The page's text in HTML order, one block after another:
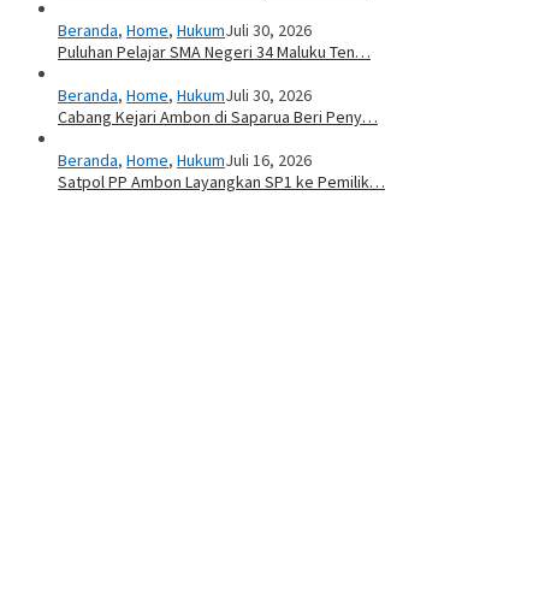
Beranda, Home, HukumJuli 30, 2026
Puluhan Pelajar SMA Negeri 34 Maluku Ten…
Beranda, Home, HukumJuli 30, 2026
Cabang Kejari Ambon di Saparua Beri Peny…
Beranda, Home, HukumJuli 16, 2026
Satpol PP Ambon Layangkan SP1 ke Pemilik…